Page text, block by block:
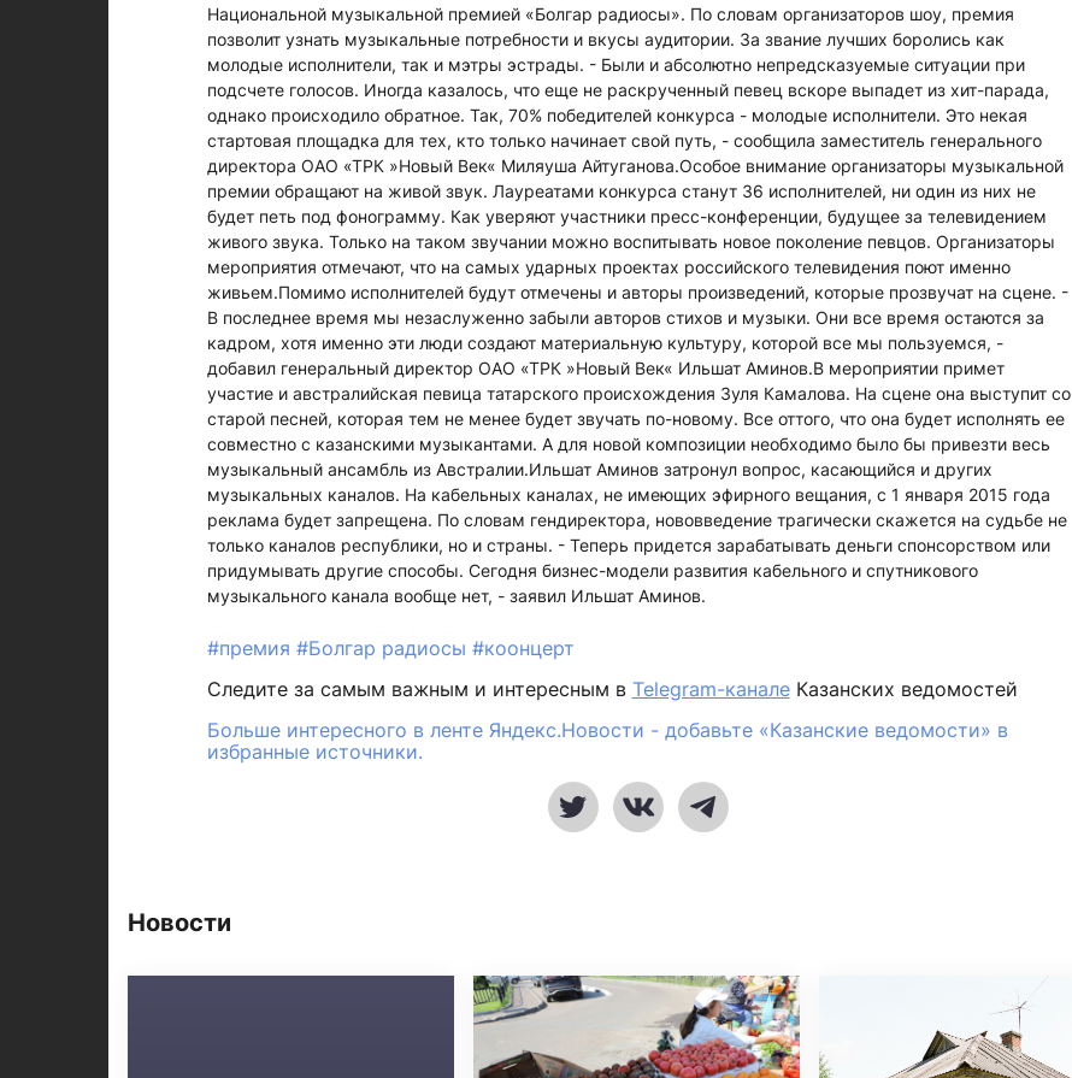
Национальной музыкальной премией «Болгар радиосы». По словам организаторов шоу, премия
позволит узнать музыкальные потребности и вкусы аудитории. За звание лучших боролись как
молодые исполнители, так и мэтры эстрады. - Были и абсолютно непредсказуемые ситуации при
подсчете голосов. Иногда казалось, что еще не раскрученный певец вскоре выпадет из хит-парада,
однако происходило обратное. Так, 70% победителей конкурса - молодые исполнители. Это некая
стартовая площадка для тех, кто только начинает свой путь, - сообщила заместитель генерального
директора ОАО «ТРК »Новый Век« Миляуша Айтуганова.Особое внимание организаторы музыкальной
премии обращают на живой звук. Лауреатами конкурса станут 36 исполнителей, ни один из них не
будет петь под фонограмму. Как уверяют участники пресс-конференции, будущее за телевидением
живого звука. Только на таком звучании можно воспитывать новое поколение певцов. Организаторы
мероприятия отмечают, что на самых ударных проектах российского телевидения поют именно
живьем.Помимо исполнителей будут отмечены и авторы произведений, которые прозвучат на сцене. -
В последнее время мы незаслуженно забыли авторов стихов и музыки. Они все время остаются за
кадром, хотя именно эти люди создают материальную культуру, которой все мы пользуемся, -
добавил генеральный директор ОАО «ТРК »Новый Век« Ильшат Аминов.В мероприятии примет
участие и австралийская певица татарского происхождения Зуля Камалова. На сцене она выступит со
старой песней, которая тем не менее будет звучать по-новому. Все оттого, что она будет исполнять ее
совместно с казанскими музыкантами. А для новой композиции необходимо было бы привезти весь
музыкальный ансамбль из Австралии.Ильшат Аминов затронул вопрос, касающийся и других
музыкальных каналов. На кабельных каналах, не имеющих эфирного вещания, с 1 января 2015 года
реклама будет запрещена. По словам гендиректора, нововведение трагически скажется на судьбе не
только каналов республики, но и страны. - Теперь придется зарабатывать деньги спонсорством или
придумывать другие способы. Сегодня бизнес-модели развития кабельного и спутникового
музыкального канала вообще нет, - заявил Ильшат Аминов.
#премия #Болгар радиосы #коонцерт
Следите за самым важным и интересным в Telegram-каналеКазанских ведомостей
Больше интересного в ленте Яндекс.Новости - добавьте «Казанские ведомости» в
избранные источники.
Новости